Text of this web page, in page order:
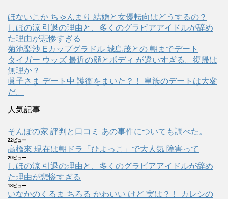
ほないこか ちゃんまり 結婚と女優転向はどうするの？
しほの涼 引退の理由と、多くのグラビアアイドルが辞め
た理由が悲惨すぎる
菊池梨沙 Eカップグラドル 城島茂との 朝までデート
タイガー ウッズ 最近の顔とボディ が違いすぎる。復帰は
無理か？
眞子さま デート中 護衛をまいた？！ 皇族のデートは大変
だ。
人気記事
そんぽの家 評判と口コミ あの事件についても調べた。
22ビュー
高橋來 現在は朝ドラ「ひよっこ」で大人気 障害って
20ビュー
しほの涼 引退の理由と、多くのグラビアアイドルが辞め
た理由が悲惨すぎる
18ビュー
いなかのくるま ちろる かわいい けど 実は？！ カレシの